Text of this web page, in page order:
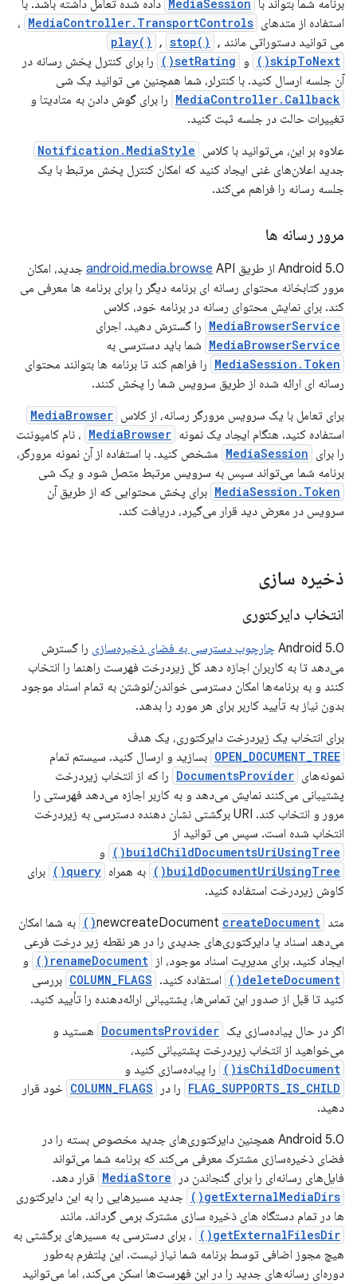
برنامه شما بتواند با MediaSession داده شده تعامل داشته باشد. با
استفاده از متدهای MediaController.TransportControls ،
می توانید دستوراتی مانند
play() , stop() ,
skipToNext() و setRating()
را برای کنترل پخش رسانه در
آن جلسه ارسال کنید. با کنترلر، شما همچنین می توانید یک شی
MediaController.Callback را برای گوش دادن به متادیتا و
تغییرات حالت در جلسه ثبت کنید.
علاوه بر این، می‌توانید با کلاس Notification.MediaStyle
جدید اعلان‌های غنی ایجاد کنید که امکان کنترل پخش مرتبط با یک
جلسه رسانه را فراهم می‌کند.
مرور رسانه ها
Android 5.0 از طریق android.media.browse API جدید، امکان
مرور کتابخانه محتوای رسانه ای برنامه دیگر را برای برنامه ها معرفی می
کند. برای نمایش محتوای رسانه در برنامه خود، کلاس
MediaBrowserService را گسترش دهید. اجرای
MediaBrowserService شما باید دسترسی به
MediaSession.Token را فراهم کند تا برنامه ها بتوانند محتوای
رسانه ای ارائه شده از طریق سرویس شما را پخش کنند.
برای تعامل با یک سرویس مرورگر رسانه، از کلاس MediaBrowser
استفاده کنید. هنگام ایجاد یک نمونه MediaBrowser ، نام کامپوننت
را برای MediaSession مشخص کنید. با استفاده از آن نمونه مرورگر،
برنامه شما می‌تواند سپس به سرویس مرتبط متصل شود و یک شی
MediaSession.Token برای پخش محتوایی که از طریق آن
سرویس در معرض دید قرار می‌گیرد، دریافت کند.
ذخیره سازی
انتخاب دایرکتوری
Android 5.0 چارچوب دسترسی به فضای ذخیره‌سازی را گسترش
می‌دهد تا به کاربران اجازه دهد کل زیردرخت فهرست راهنما را انتخاب
کنند و به برنامه‌ها امکان دسترسی خواندن/نوشتن به تمام اسناد موجود
بدون نیاز به تأیید کاربر برای هر مورد را بدهد.
برای انتخاب یک زیردرخت دایرکتوری، یک هدف
OPEN_DOCUMENT_TREE بسازید و ارسال کنید. سیستم تمام
نمونه‌های DocumentsProvider را که از انتخاب زیردرخت
پشتیبانی می‌کنند نمایش می‌دهد و به کاربر اجازه می‌دهد فهرستی را
مرور و انتخاب کند. URI برگشتی نشان دهنده دسترسی به زیردرخت
انتخاب شده است. سپس می توانید از
buildChildDocumentsUriUsingTree() و
buildDocumentUriUsingTree() به همراه query()
برای
کاوش زیردرخت استفاده کنید.
متد newcreateDocument createDocument()
به شما امکان
می‌دهد اسناد یا دایرکتوری‌های جدیدی را در هر نقطه زیر درخت فرعی
ایجاد کنید. برای مدیریت اسناد موجود، از renameDocument() و
deleteDocument() استفاده کنید. COLUMN_FLAGS بررسی
کنید تا قبل از صدور این تماس‌ها، پشتیبانی ارائه‌دهنده را تأیید کنید.
اگر در حال پیاده‌سازی یک DocumentsProvider هستید و
می‌خواهید از انتخاب زیردرخت پشتیبانی کنید،
isChildDocument() را پیاده‌سازی کنید و
FLAG_SUPPORTS_IS_CHILD را در COLUMN_FLAGS خود قرار
دهید.
Android 5.0 همچنین دایرکتوری‌های جدید مخصوص بسته را در
فضای ذخیره‌سازی مشترک معرفی می‌کند که برنامه شما می‌تواند
فایل‌های رسانه‌ای را برای گنجاندن در
MediaStore قرار دهد.
getExternalMediaDirs()
جدید مسیرهایی را به این دایرکتوری
ها در تمام دستگاه های ذخیره سازی مشترک برمی گرداند. مانند
getExternalFilesDir()
، برای دسترسی به مسیرهای برگشتی به
هیچ مجوز اضافی توسط برنامه شما نیاز نیست. این پلتفرم به‌طور
دوره‌ای رسانه‌های جدید را در این فهرست‌ها اسکن می‌کند، اما می‌توانید